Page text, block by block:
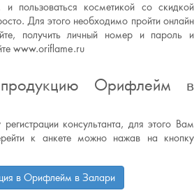
пользоваться косметикой со скидкой
Для этого необходимо пройти онлайн
получить личный номер и пароль и
www.oriflame.ru
Орифлейм в
консультанта, для этого Вам
к анкете можно нажав на кнопку
в Орифлейм в Залари